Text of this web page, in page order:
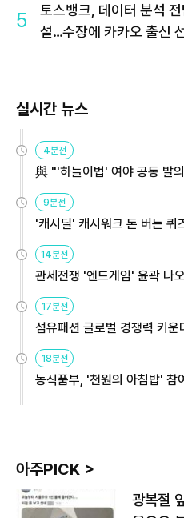
5
토스뱅크, 데이터 분석
설…수장에 카카오 출신
실시간 뉴스
4분전
與 "'하늘이법' 여야 공동 발
9분전
'캐시딜' 캐시워크 돈 버는 퀴
14분전
관세전쟁 '엔드게임' 윤곽 나
17분전
섬유패션 글로벌 경쟁력 키
18분전
농식품부, '천원의 아침밥'
아주PICK >
광복절